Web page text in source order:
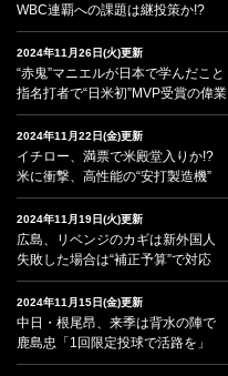
WBC連覇への課題は継投策か!?
2024年11月26日(火)更新
“赤鬼”マニエルが日本で学んだこと
指名打者で“日米初”MVP受賞の偉業
2024年11月22日(金)更新
イチロー、満票で米殿堂入りか!?
米に衝撃、高性能の“安打製造機”
2024年11月19日(火)更新
広島、リベンジのカギは新外国人
失敗した場合は“補正予算”で対応
2024年11月15日(金)更新
中日・根尾昂、来季は背水の陣で
鹿島忠「1回限定投球で活路を」